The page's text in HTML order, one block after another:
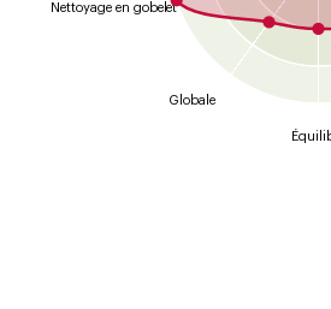
Globale
Nettoyage en gobelet